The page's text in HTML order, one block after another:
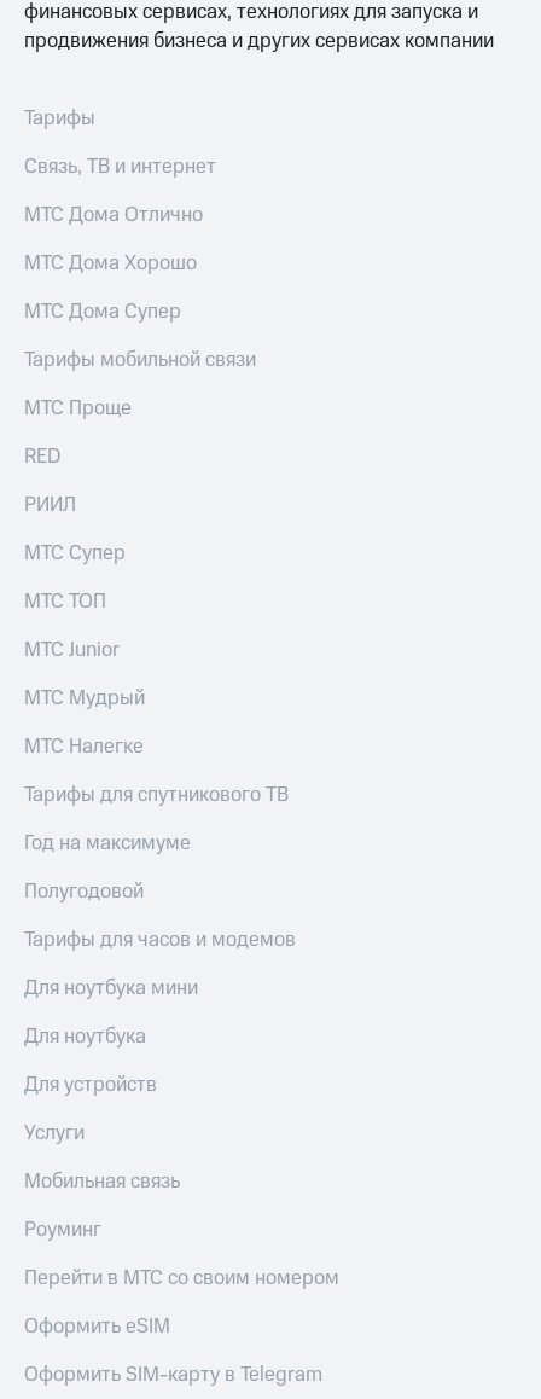
финансовых сервисах, технологиях для запуска и
продвижения бизнеса и других сервисах компании
Тарифы
Связь, ТВ и интернет
МТС Дома Отлично
МТС Дома Хорошо
МТС Дома Супер
Тарифы мобильной связи
МТС Проще
RED
РИИЛ
МТС Супер
МТС ТОП
МТС Junior
МТС Мудрый
МТС Налегке
Тарифы для спутникового ТВ
Год на максимуме
Полугодовой
Тарифы для часов и модемов
Для ноутбука мини
Для ноутбука
Для устройств
Услуги
Мобильная связь
Роуминг
Перейти в МТС со своим номером
Оформить eSIM
Оформить SIM-карту в Telegram